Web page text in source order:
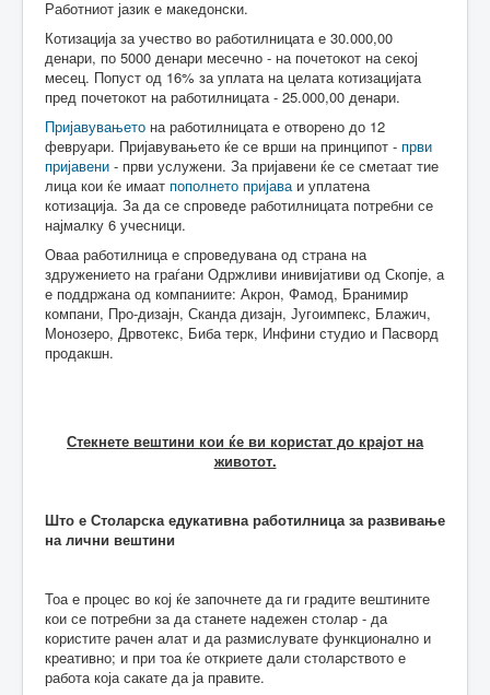
Работниот јазик е македонски.
Котизација за учество во работилницата е 30.000,00
денари, по 5000 денари месечно - на почетокот на секој
месец. Попуст од 16% за уплата на целата котизацијата
пред почетокот на работилницата - 25.000,00 денари.
Пријавувањето на работилницата е отворено до 12
февруари. Пријавувањето ќе се врши на принципот - први
пријавени - први услужени. За пријавени ќе се сметаат тие
лица кои ќе имаат пополнето пријаваи уплатена
котизација. За да се спроведе работилницата потребни се
најмалку 6 учесници.
Оваа работилница е спроведувана од страна на
здружението на граѓани Одржливи инивијативи од Скопје, а
е поддржана од компаниите: Акрон, Фамод, Бранимир
компани, Про-дизајн, Сканда дизајн, Југоимпекс, Блажич,
Монозеро, Дрвотекс, Биба терк, Инфини студио и Пасворд
продакшн.
Стекнете вештини кои ќе ви користат до крајот на
животот.
Што е Столарска едукативна работилница за развивање
на лични вештини
Тоа е процес во кој ќе започнете да ги градите вештините
кои се потребни за да станете надежен столар - да
користите рачен алат и да размислувате функционално и
креативно; и при тоа ќе откриете дали столарството е
работа која сакате да ја правите.